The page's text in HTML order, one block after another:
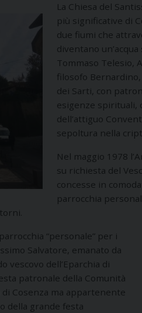
La Chiesa del
più significative di
due fiumi che
diventano
Tommaso Telesio,
filosofo
dei Sarti, con
esigenze spirituali,
dell’attiguo
sepoltura nella
Nel maggio 1978
su richiesta del
concesse in
parrocchia
“personale” per i
Salvatore, emanato da
vescovo dell’Eparchia di
patronale della Comunità
Cosenza ma appartenente
della grande festa